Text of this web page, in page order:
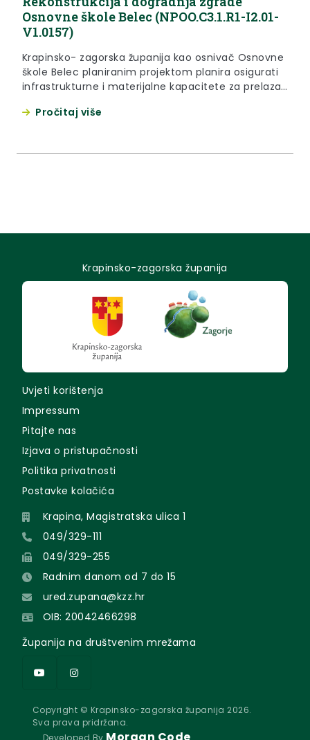
Osnovne škole Belec (NPOO.C3.1.R1-I2.01-
V1.0157)
Krapinsko- zagorska županija kao osnivač Osnovne
škole Belec planiranim projektom planira osigurati
infrastrukturne i materijalne kapacitete za prelazak
nastave. Projektom su predviđene aktivnosti
Pročitaj više
Krapinsko-zagorska županija
Uvjeti korištenja
Impressum
Pitajte nas
Izjava o pristupačnosti
Politika privatnosti
Postavke kolačića
Krapina, Magistratska ulica 1
049/329-111
049/329-255
Radnim danom od 7 do 15
ured.zupana@kzz.hr
OIB: 20042466298
Županija na društvenim mrežama
Copyright © Krapinsko-zagorska županija 2026.
Sva prava pridržana.